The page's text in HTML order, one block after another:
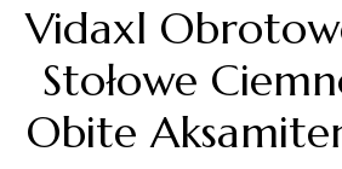
Vidaxl
Stołowe
Obite